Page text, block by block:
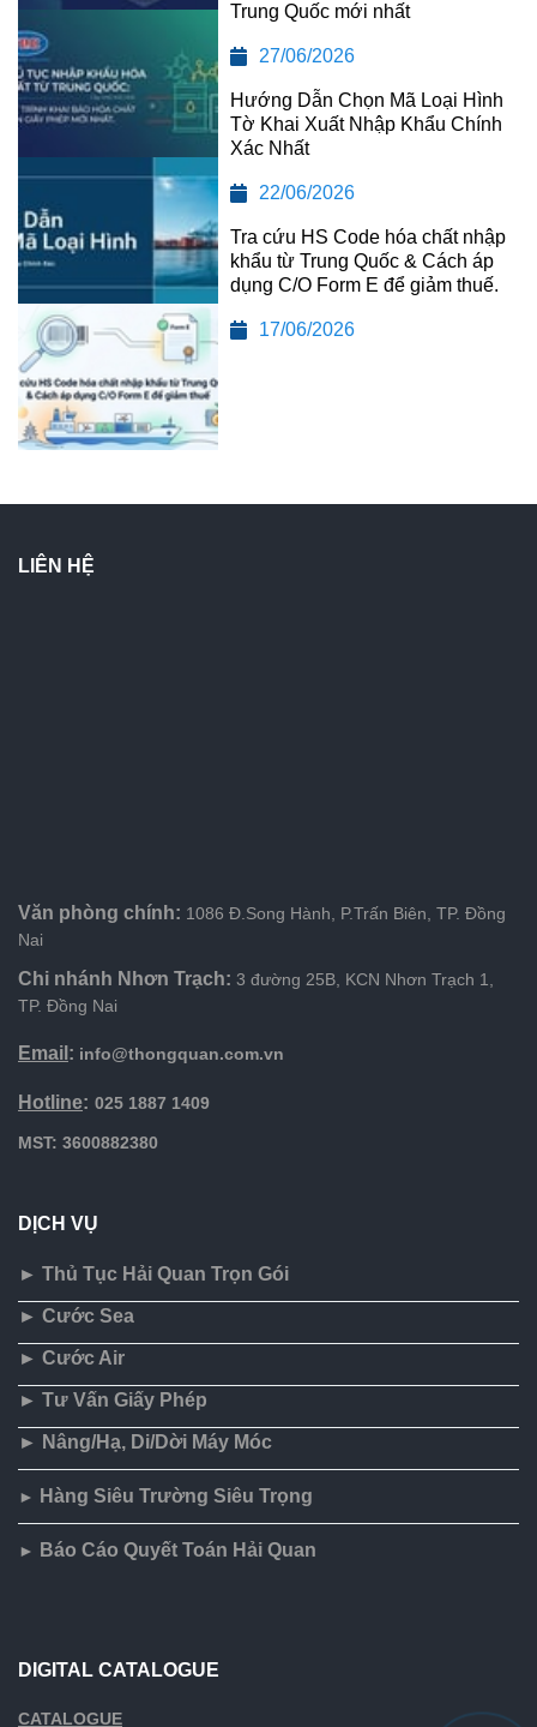
Trung Quốc mới nhất
27/06/2026
Hướng Dẫn Chọn Mã Loại Hình
Tờ Khai Xuất Nhập Khẩu Chính
Xác Nhất
22/06/2026
Tra cứu HS Code hóa chất nhập
khẩu từ Trung Quốc & Cách áp
dụng C/O Form E để giảm thuế.
17/06/2026
LIÊN HỆ
Văn phòng chính: 1086 Đ.Song Hành, P.Trấn Biên, TP. Đồng
Nai
Chi nhánh Nhơn Trạch: 3 đường 25B, KCN Nhơn Trạch 1,
TP. Đồng Nai
Email : info@thongquan.com.vn
Hotline: 025 1887 1409
MST: 3600882380
DỊCH VỤ
► Thủ Tục Hải Quan Trọn Gói
► Cước Sea
► Cước Air
► Tư Vấn Giấy Phép
► Nâng/Hạ, Di/Dời Máy Móc
► Hàng Siêu Trường Siêu Trọng
► Báo Cáo Quyết Toán Hải Quan
DIGITAL CATALOGUE
CATALOGUE